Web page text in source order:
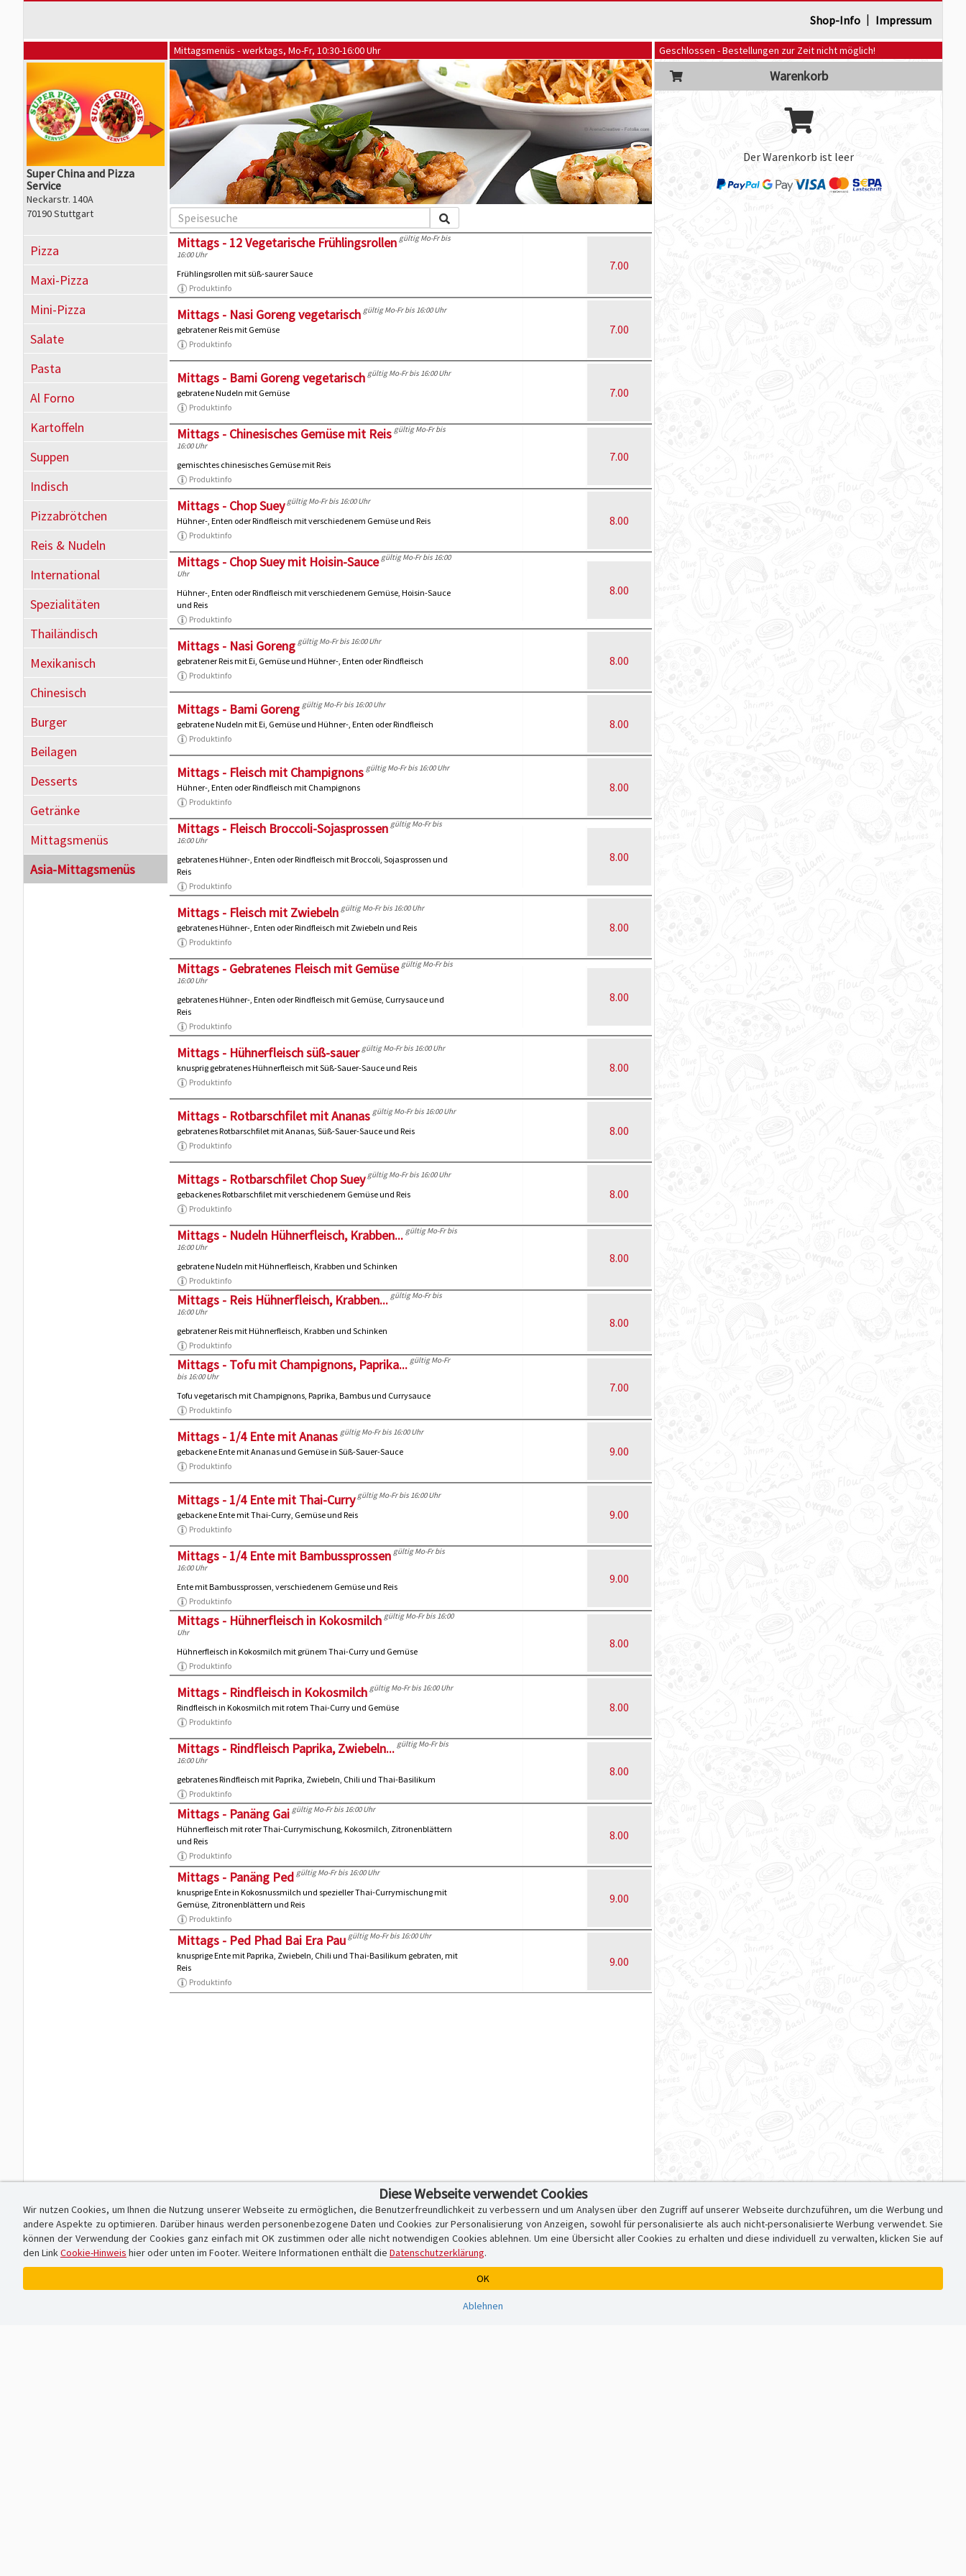
Shop-Info | Impressum
Geschlossen - Bestellungen zur Zeit nicht möglich!
Warenkorb
Der Warenkorb ist leer
Super China and Pizza
Service
Neckarstr. 140A
70190 Stuttgart
Pizza
Maxi-Pizza
Mini-Pizza
Salate
Pasta
Al Forno
Kartoffeln
Suppen
Indisch
Pizzabrötchen
Reis & Nudeln
International
Spezialitäten
Thailändisch
Mexikanisch
Chinesisch
Burger
Beilagen
Desserts
Getränke
Mittagsmenüs
Asia-Mittagsmenüs
Mittagsmenüs - werktags, Mo-Fr, 10:30-16:00 Uhr
Mittags - 12 Vegetarische Frühlingsrollen gültig Mo-Fr bis
16:00 Uhr
Frühlingsrollen mit süß-saurer Sauce
Produktinfo
7.00
Mittags - Nasi Goreng vegetarisch gültig Mo-Fr bis 16:00 Uhr
gebratener Reis mit Gemüse
Produktinfo
7.00
Mittags - Bami Goreng vegetarisch gültig Mo-Fr bis 16:00 Uhr
gebratene Nudeln mit Gemüse
Produktinfo
7.00
Mittags - Chinesisches Gemüse mit Reis gültig Mo-Fr bis
16:00 Uhr
gemischtes chinesisches Gemüse mit Reis
Produktinfo
7.00
Mittags - Chop Suey gültig Mo-Fr bis 16:00 Uhr
Hühner-, Enten oder Rindfleisch mit verschiedenem Gemüse und Reis
Produktinfo
8.00
Mittags - Chop Suey mit Hoisin-Sauce gültig Mo-Fr bis 16:00
Uhr
Hühner-, Enten oder Rindfleisch mit verschiedenem Gemüse, Hoisin-Sauce
und Reis
Produktinfo
8.00
Mittags - Nasi Goreng gültig Mo-Fr bis 16:00 Uhr
gebratener Reis mit Ei, Gemüse und Hühner-, Enten oder Rindfleisch
Produktinfo
8.00
Mittags - Bami Goreng gültig Mo-Fr bis 16:00 Uhr
gebratene Nudeln mit Ei, Gemüse und Hühner-, Enten oder Rindfleisch
Produktinfo
8.00
Mittags - Fleisch mit Champignons gültig Mo-Fr bis 16:00 Uhr
Hühner-, Enten oder Rindfleisch mit Champignons
Produktinfo
8.00
Mittags - Fleisch Broccoli-Sojasprossen gültig Mo-Fr bis
16:00 Uhr
gebratenes Hühner-, Enten oder Rindfleisch mit Broccoli, Sojasprossen und
Reis
Produktinfo
8.00
Mittags - Fleisch mit Zwiebeln gültig Mo-Fr bis 16:00 Uhr
gebratenes Hühner-, Enten oder Rindfleisch mit Zwiebeln und Reis
Produktinfo
8.00
Mittags - Gebratenes Fleisch mit Gemüse gültig Mo-Fr bis
16:00 Uhr
gebratenes Hühner-, Enten oder Rindfleisch mit Gemüse, Currysauce und
Reis
Produktinfo
8.00
Mittags - Hühnerfleisch süß-sauer gültig Mo-Fr bis 16:00 Uhr
knusprig gebratenes Hühnerfleisch mit Süß-Sauer-Sauce und Reis
Produktinfo
8.00
Mittags - Rotbarschfilet mit Ananas gültig Mo-Fr bis 16:00 Uhr
gebratenes Rotbarschfilet mit Ananas, Süß-Sauer-Sauce und Reis
Produktinfo
8.00
Mittags - Rotbarschfilet Chop Suey gültig Mo-Fr bis 16:00 Uhr
gebackenes Rotbarschfilet mit verschiedenem Gemüse und Reis
Produktinfo
8.00
Mittags - Nudeln Hühnerfleisch, Krabben... gültig Mo-Fr bis
16:00 Uhr
gebratene Nudeln mit Hühnerfleisch, Krabben und Schinken
Produktinfo
8.00
Mittags - Reis Hühnerfleisch, Krabben... gültig Mo-Fr bis
16:00 Uhr
gebratener Reis mit Hühnerfleisch, Krabben und Schinken
Produktinfo
8.00
Mittags - Tofu mit Champignons, Paprika... gültig Mo-Fr
bis 16:00 Uhr
Tofu vegetarisch mit Champignons, Paprika, Bambus und Currysauce
Produktinfo
7.00
Mittags - 1/4 Ente mit Ananas gültig Mo-Fr bis 16:00 Uhr
gebackene Ente mit Ananas und Gemüse in Süß-Sauer-Sauce
Produktinfo
9.00
Mittags - 1/4 Ente mit Thai-Curry gültig Mo-Fr bis 16:00 Uhr
gebackene Ente mit Thai-Curry, Gemüse und Reis
Produktinfo
9.00
Mittags - 1/4 Ente mit Bambussprossen gültig Mo-Fr bis
16:00 Uhr
Ente mit Bambussprossen, verschiedenem Gemüse und Reis
Produktinfo
9.00
Mittags - Hühnerfleisch in Kokosmilch gültig Mo-Fr bis 16:00
Uhr
Hühnerfleisch in Kokosmilch mit grünem Thai-Curry und Gemüse
Produktinfo
8.00
Mittags - Rindfleisch in Kokosmilch gültig Mo-Fr bis 16:00 Uhr
Rindfleisch in Kokosmilch mit rotem Thai-Curry und Gemüse
Produktinfo
8.00
Mittags - Rindfleisch Paprika, Zwiebeln... gültig Mo-Fr bis
16:00 Uhr
gebratenes Rindfleisch mit Paprika, Zwiebeln, Chili und Thai-Basilikum
Produktinfo
8.00
Mittags - Panäng Gai gültig Mo-Fr bis 16:00 Uhr
Hühnerfleisch mit roter Thai-Currymischung, Kokosmilch, Zitronenblättern
und Reis
Produktinfo
8.00
Mittags - Panäng Ped gültig Mo-Fr bis 16:00 Uhr
knusprige Ente in Kokosnussmilch und spezieller Thai-Currymischung mit
Gemüse, Zitronenblättern und Reis
Produktinfo
9.00
Mittags - Ped Phad Bai Era Pau gültig Mo-Fr bis 16:00 Uhr
knusprige Ente mit Paprika, Zwiebeln, Chili und Thai-Basilikum gebraten, mit
Reis
Produktinfo
9.00
Diese Webseite verwendet Cookies
Wir nutzen Cookies, um Ihnen die Nutzung unserer Webseite zu ermöglichen, die Benutzerfreundlichkeit zu verbessern und um Analysen über den Zugriff auf unserer Webseite durchzuführen, um die Werbung und
andere Aspekte zu optimieren. Darüber hinaus werden personenbezogene Daten und Cookies zur Personalisierung von Anzeigen, sowohl für personalisierte als auch nicht-personalisierte Werbung verwendet. Sie
können der Verwendung der Cookies ganz einfach mit OK zustimmen oder alle nicht notwendigen Cookies ablehnen. Um eine Übersicht aller Cookies zu erhalten und diese individuell zu verwalten, klicken Sie auf
den LinkCookie-Hinweis hier oder unten im Footer. Weitere Informationen enthält die Datenschutzerklärung.
OK
Ablehnen